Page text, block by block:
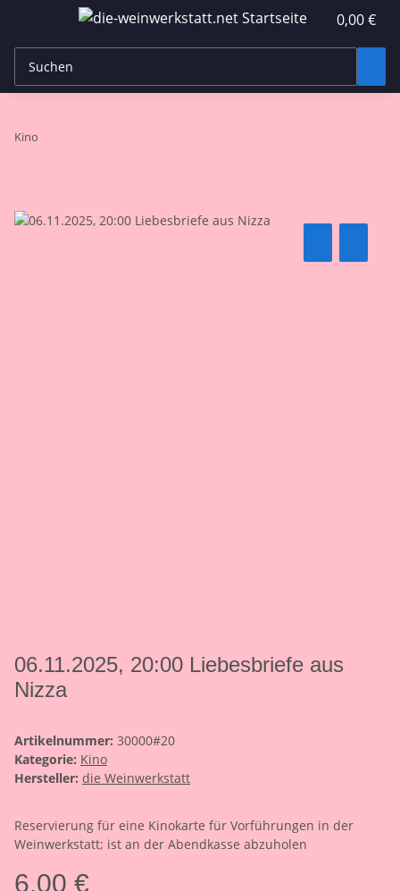
0,00 €
Kino
06.11.2025, 20:00 Liebesbriefe aus
Nizza
Artikelnummer: 30000#20
Kategorie: Kino
Hersteller: die Weinwerkstatt
Reservierung für eine Kinokarte für Vorführungen in der
Weinwerkstatt; ist an der Abendkasse abzuholen
6,00 €